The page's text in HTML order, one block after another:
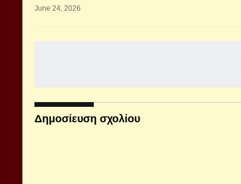
June 24, 2026
Δημοσίευση σχολίου